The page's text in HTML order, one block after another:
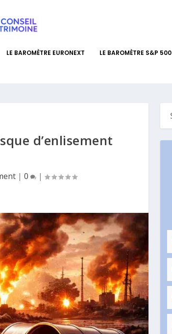
LE BAROMÈTRE EURONEXT LE BAROMÈTRE S&P 500
d’enlisement
|0 |